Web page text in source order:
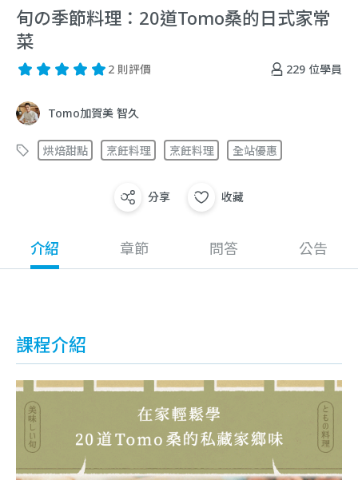
旬の季節料理：20道Tomo桑的日式家常
菜
229 位學員
2 則評價
Tomo加賀美 智久
烘焙甜點 烹飪料理 烹飪料理 全站優惠
分享 收藏
介紹 章節 問答 公告
課程介紹